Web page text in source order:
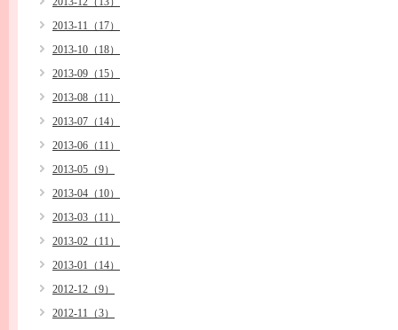
2013-11（17）
2013-10（18）
2013-09（15）
2013-08（11）
2013-07（14）
2013-06（11）
2013-05（9）
2013-04（10）
2013-03（11）
2013-02（11）
2013-01（14）
2012-12（9）
2012-11（3）